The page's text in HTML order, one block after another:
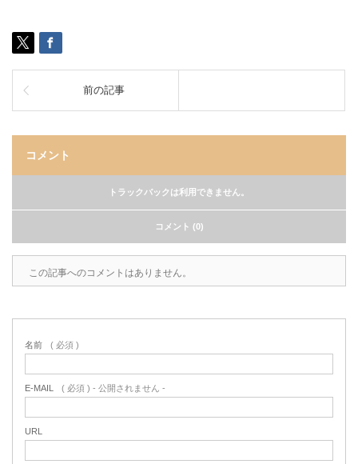
前の記事
コメント
トラックバックは利用できません。
コメント (0)
この記事へのコメントはありません。
名前 ( 必須 )
E-MAIL ( 必須 ) - 公開されません -
URL